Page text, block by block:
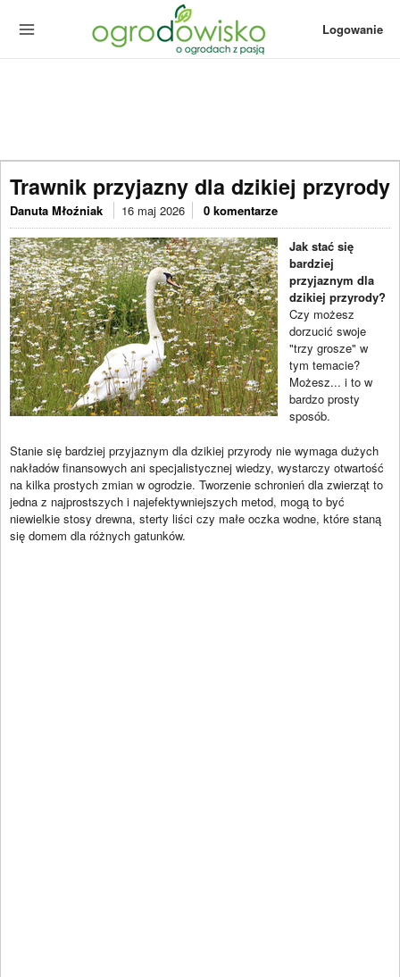
Logowanie
Trawnik przyjazny dla dzikiej przyrody
Danuta Młoźniak 16 maj 2026 0 komentarze
Jak stać się
bardziej
przyjaznym dla
dzikiej przyrody?
Czy możesz
dorzucić swoje
"trzy grosze" w
tym temacie?
Możesz... i to w
bardzo prosty
sposób.
Stanie się bardziej przyjaznym dla dzikiej przyrody nie wymaga dużych
nakładów finansowych ani specjalistycznej wiedzy, wystarczy otwartość
na kilka prostych zmian w ogrodzie. Tworzenie schronień dla zwierząt to
jedna z najprostszych i najefektywniejszych metod, mogą to być
niewielkie stosy drewna, sterty liści czy małe oczka wodne, które staną
się domem dla różnych gatunków.